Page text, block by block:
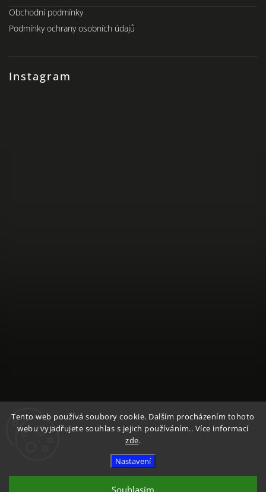
Tento web používá soubory cookie. Dalším procházením tohoto
webu vyjadřujete souhlas s jejich používáním.. Více informací
zde.
Nastavení
Souhlasím
Instagram
Sledovat na Instagramu
Obchodní podmínky
Podmínky ochrany osobních údajů
vyhrazena.